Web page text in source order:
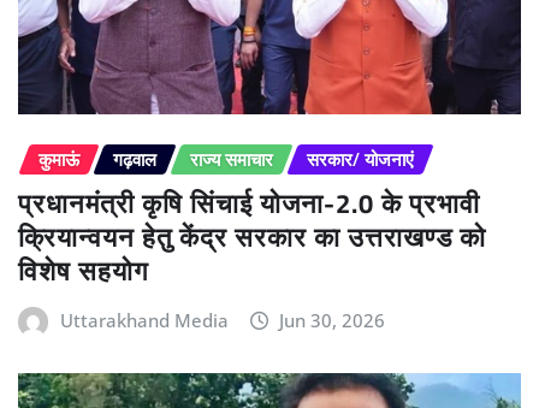
कुमाऊं गढ़वाल राज्य समाचार सरकार/ योजनाएं
प्रधानमंत्री कृषि सिंचाई योजना-2.0 के प्रभावी
क्रियान्वयन हेतु केंद्र सरकार का उत्तराखण्ड को
विशेष सहयोग
Uttarakhand Media Jun 30, 2026